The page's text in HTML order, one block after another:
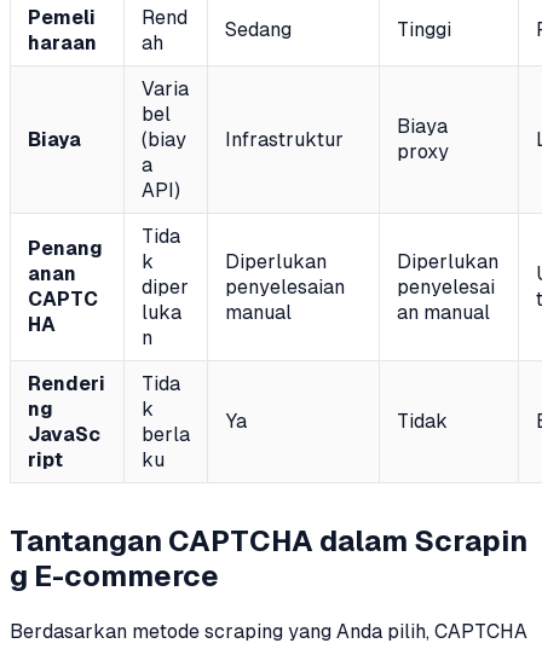
Pemeli
haraan
Rend
ah
Sedang Tinggi
Biaya
Varia
bel
(biay
a
API)
Infrastruktur
Biaya
proxy
Penang
anan
CAPTC
HA
Tida
k
diper
luka
n
Diperlukan
penyelesaian
manual
Diperlukan
penyelesai
an manual
Renderi
ng
JavaSc
ript
Tida
k
berla
ku
Ya Tidak
Tantangan CAPTCHA dalam Scrapin
g E-commerce
Berdasarkan metode scraping yang Anda pilih, CAPTCHA